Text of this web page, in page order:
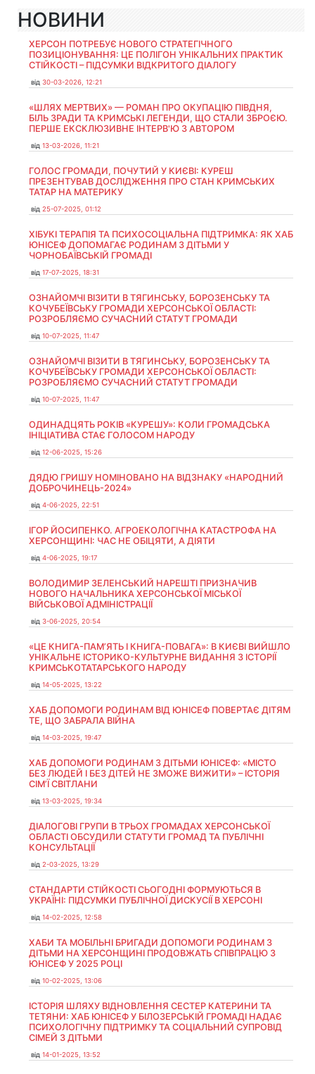
НОВИНИ
ХЕРСОН ПОТРЕБУЄ НОВОГО СТРАТЕГІЧНОГО
ПОЗИЦІОНУВАННЯ: ЦЕ ПОЛІГОН УНІКАЛЬНИХ ПРАКТИК
СТІЙКОСТІ – ПІДСУМКИ ВІДКРИТОГО ДІАЛОГУ
від 30-03-2026, 12:21
«ШЛЯХ МЕРТВИХ» — РОМАН ПРО ОКУПАЦІЮ ПІВДНЯ,
БІЛЬ ЗРАДИ ТА КРИМСЬКІ ЛЕГЕНДИ, ЩО СТАЛИ ЗБРОЄЮ.
ПЕРШЕ ЕКСКЛЮЗИВНЕ ІНТЕРВ'Ю З АВТОРОМ
від 13-03-2026, 11:21
ГОЛОС ГРОМАДИ, ПОЧУТИЙ У КИЄВІ: КУРЕШ
ПРЕЗЕНТУВАВ ДОСЛІДЖЕННЯ ПРО СТАН КРИМСЬКИХ
ТАТАР НА МАТЕРИКУ
від 25-07-2025, 01:12
ХІБУКІ ТЕРАПІЯ ТА ПСИХОСОЦІАЛЬНА ПІДТРИМКА: ЯК ХАБ
ЮНІСЕФ ДОПОМАГАЄ РОДИНАМ З ДІТЬМИ У
ЧОРНОБАЇВСЬКІЙ ГРОМАДІ
від 17-07-2025, 18:31
ОЗНАЙОМЧІ ВІЗИТИ В ТЯГИНСЬКУ, БОРОЗЕНСЬКУ ТА
КОЧУБЕЇВСЬКУ ГРОМАДИ ХЕРСОНСЬКОЇ ОБЛАСТІ:
РОЗРОБЛЯЄМО СУЧАСНИЙ СТАТУТ ГРОМАДИ
від 10-07-2025, 11:47
ОЗНАЙОМЧІ ВІЗИТИ В ТЯГИНСЬКУ, БОРОЗЕНСЬКУ ТА
КОЧУБЕЇВСЬКУ ГРОМАДИ ХЕРСОНСЬКОЇ ОБЛАСТІ:
РОЗРОБЛЯЄМО СУЧАСНИЙ СТАТУТ ГРОМАДИ
від 10-07-2025, 11:47
ОДИНАДЦЯТЬ РОКІВ «КУРЕШУ»: КОЛИ ГРОМАДСЬКА
ІНІЦІАТИВА СТАЄ ГОЛОСОМ НАРОДУ
від 12-06-2025, 15:26
ДЯДЮ ГРИШУ НОМІНОВАНО НА ВІДЗНАКУ «НАРОДНИЙ
ДОБРОЧИНЕЦЬ-2024»
від 4-06-2025, 22:51
ІГОР ЙОСИПЕНКО. АГРОЕКОЛОГІЧНА КАТАСТРОФА НА
ХЕРСОНЩИНІ: ЧАС НЕ ОБІЦЯТИ, А ДІЯТИ
від 4-06-2025, 19:17
ВОЛОДИМИР ЗЕЛЕНСЬКИЙ НАРЕШТІ ПРИЗНАЧИВ
НОВОГО НАЧАЛЬНИКА ХЕРСОНСЬКОЇ МІСЬКОЇ
ВІЙСЬКОВОЇ АДМІНІСТРАЦІЇ
від 3-06-2025, 20:54
«ЦЕ КНИГА-ПАМ’ЯТЬ І КНИГА-ПОВАГА»: В КИЄВІ ВИЙШЛО
УНІКАЛЬНЕ ІСТОРИКО-КУЛЬТУРНЕ ВИДАННЯ З ІСТОРІЇ
КРИМСЬКОТАТАРСЬКОГО НАРОДУ
від 14-05-2025, 13:22
ХАБ ДОПОМОГИ РОДИНАМ ВІД ЮНІСЕФ ПОВЕРТАЄ ДІТЯМ
ТЕ, ЩО ЗАБРАЛА ВІЙНА
від 14-03-2025, 19:47
ХАБ ДОПОМОГИ РОДИНАМ З ДІТЬМИ ЮНІСЕФ: «МІСТО
БЕЗ ЛЮДЕЙ І БЕЗ ДІТЕЙ НЕ ЗМОЖЕ ВИЖИТИ» – ІСТОРІЯ
СІМʼЇ СВІТЛАНИ
від 13-03-2025, 19:34
ДІАЛОГОВІ ГРУПИ В ТРЬОХ ГРОМАДАХ ХЕРСОНСЬКОЇ
ОБЛАСТІ ОБСУДИЛИ СТАТУТИ ГРОМАД ТА ПУБЛІЧНІ
КОНСУЛЬТАЦІЇ
від 2-03-2025, 13:29
СТАНДАРТИ СТІЙКОСТІ СЬОГОДНІ ФОРМУЮТЬСЯ В
УКРАЇНІ: ПІДСУМКИ ПУБЛІЧНОЇ ДИСКУСІЇ В ХЕРСОНІ
від 14-02-2025, 12:58
ХАБИ ТА МОБІЛЬНІ БРИГАДИ ДОПОМОГИ РОДИНАМ З
ДІТЬМИ НА ХЕРСОНЩИНІ ПРОДОВЖАТЬ СПІВПРАЦЮ З
ЮНІСЕФ У 2025 РОЦІ
від 10-02-2025, 13:06
ІСТОРІЯ ШЛЯХУ ВІДНОВЛЕННЯ СЕСТЕР КАТЕРИНИ ТА
ТЕТЯНИ: ХАБ ЮНІСЕФ У БІЛОЗЕРСЬКІЙ ГРОМАДІ НАДАЄ
ПСИХОЛОГІЧНУ ПІДТРИМКУ ТА СОЦІАЛЬНИЙ СУПРОВІД
СІМЕЙ З ДІТЬМИ
від 14-01-2025, 13:52